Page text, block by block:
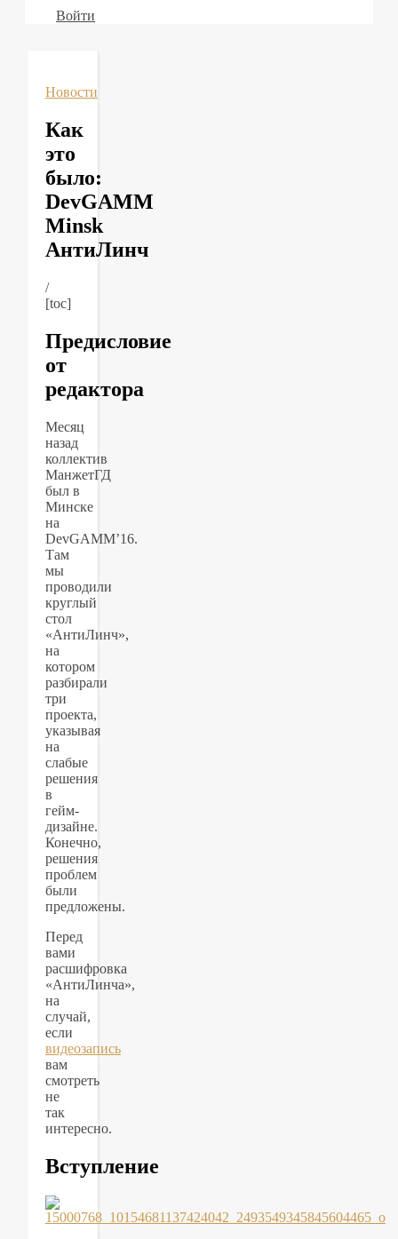
Войти
Новости
Как
это
было:
DevGAMM
Minsk
АнтиЛинч
/
[toc]
Предисловие
от
редактора
Месяц
назад
коллектив
МанжетГД
был в
Минске
на
DevGAMM’16.
Там
мы
проводили
круглый
стол
«АнтиЛинч»,
на
котором
разбирали
три
проекта,
указывая
на
слабые
решения
в
гейм-
дизайне.
Конечно,
решения
проблем
были
предложены.
Перед
вами
расшифровка
«АнтиЛинча»,
на
случай,
если
видеозапись
вам
смотреть
не
так
интересно.
Вступление